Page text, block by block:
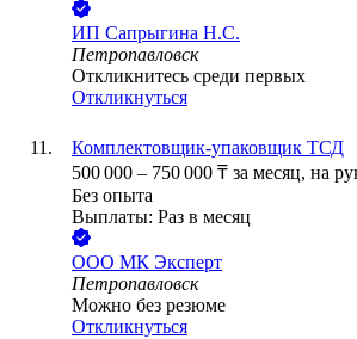
ИП Сапрыгина Н.С.
Петропавловск
Откликнитесь среди первых
Откликнуться
Комплектовщик-упаковщик ТСД
500 000 – 750 000 ₸ за месяц, на
Без опыта
Выплаты: Раз в месяц
ООО МК Эксперт
Петропавловск
Можно без резюме
Откликнуться